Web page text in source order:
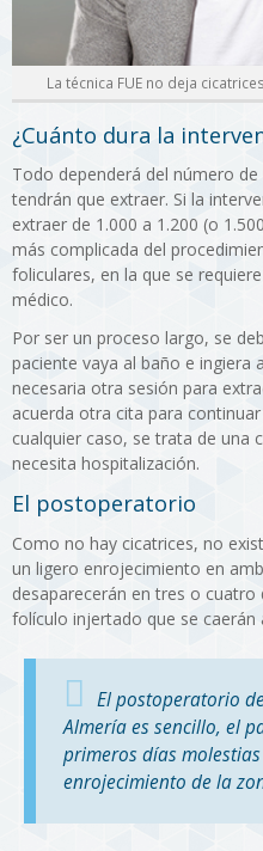
La técnica FUE no deja
¿Cuánto dura la
Todo dependerá del número
tendrán que extraer. Si la
extraer de 1.000 a 1.200 (o
más complicada del
foliculares, en la que se
médico.
Por ser un proceso largo, se
paciente vaya al baño e ingiera
necesaria otra sesión para
acuerda otra cita para
cualquier caso, se trata de una
necesita hospitalización.
El postoperatorio
Como no hay cicatrices, no
un ligero enrojecimiento en
desaparecerán en tres o cuatro
folículo injertado que se caerán
El postoperatorio
Almería es sencillo, el
primeros días
enrojecimiento de la